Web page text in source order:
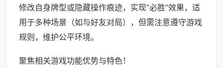
修改自身牌型或隐藏操作痕迹，实现“必胜”效果，适
用于多种场景（如与好友对局），但需注意遵守游戏
规则，维护公平环境。
聚焦相关游戏功能优势与特色！